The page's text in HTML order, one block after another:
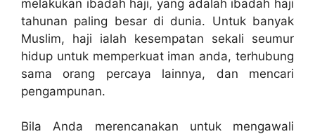
melakukan ibadah haji, yang adalah ibadah haji
tahunan paling besar di dunia. Untuk banyak
Muslim, haji ialah kesempatan sekali seumur
hidup untuk memperkuat iman anda, terhubung
sama orang percaya lainnya, dan mencari
pengampunan.
Bila Anda merencanakan untuk mengawali